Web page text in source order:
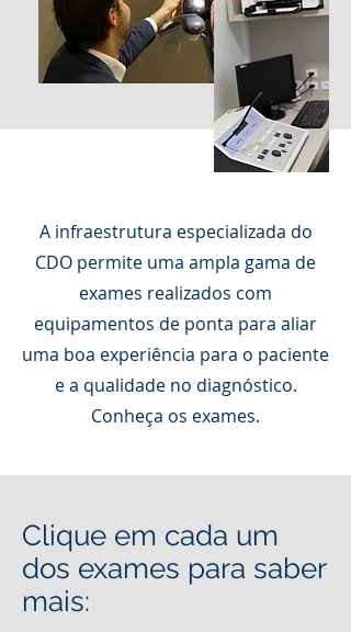
A infraestrutura especializada do
CDO permite uma ampla gama de
exames realizados com
equipamentos de ponta para aliar
uma boa experiência para o paciente
e a qualidade no diagnóstico.
Conheça os exames.
Clique em cada um
dos exames para saber
mais: